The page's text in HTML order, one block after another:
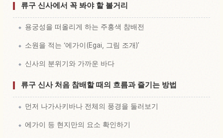
류구 신사에서 꼭 봐야 할 볼거리
용궁성을 떠올리게 하는 주홍색 참배전
소원을 적는 ‘에가이(Egai, 그림 조개)’
신사의 분위기와 가까운 바다
류구 신사 처음 참배할 때의 흐름과 즐기는 방법
먼저 나가사키바나 전체의 풍경을 둘러보기
에가이 등 현지만의 요소 확인하기